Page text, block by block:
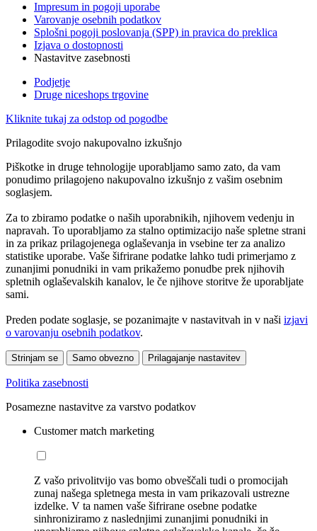
Impresum in pogoji uporabe
Varovanje osebnih podatkov
Splošni pogoji poslovanja (SPP) in pravica do preklica
Izjava o dostopnosti
Nastavitve zasebnosti
Podjetje
Druge niceshops trgovine
Kliknite tukaj za odstop od pogodbe
Prilagodite svojo nakupovalno izkušnjo
Piškotke in druge tehnologije uporabljamo samo zato, da vam
ponudimo prilagojeno nakupovalno izkušnjo z vašim osebnim
soglasjem.
Za to zbiramo podatke o naših uporabnikih, njihovem vedenju in
napravah. To uporabljamo za stalno optimizacijo naše spletne strani
in za prikaz prilagojenega oglaševanja in vsebine ter za analizo
statistike uporabe. Vaše šifrirane podatke lahko tudi primerjamo z
zunanjimi ponudniki in vam prikažemo ponudbe prek njihovih
spletnih oglaševalskih kanalov, le če njihove storitve že uporabljate
sami.
Preden podate soglasje, se pozanimajte v nastavitvah in v naši izjavi
o varovanju osebnih podatkov.
Strinjam se Samo obvezno Prilagajanje nastavitev
Politika zasebnosti
Posamezne nastavitve za varstvo podatkov
Customer match marketing
Z vašo privolitvijo vas bomo obveščali tudi o promocijah
zunaj našega spletnega mesta in vam prikazovali ustrezne
izdelke. V ta namen vaše šifrirane osebne podatke
sinhroniziramo z naslednjimi zunanjimi ponudniki in